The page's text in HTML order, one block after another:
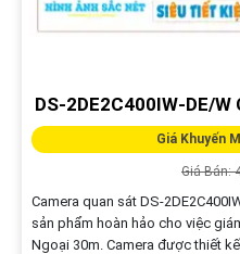
DS-2DE2C400IW-DE/W
Giá Khuyến
Giá Bán:
Camera quan sát DS-
sản phẩm hoàn hảo cho việc
Ngoại 30m. Camera được thiết